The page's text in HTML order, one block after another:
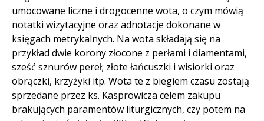
umocowane liczne i drogocenne wota, o czym mówią
notatki wizytacyjne oraz adnotacje dokonane w
księgach metrykalnych. Na wota składają się na
przykład dwie korony złocone z perłami i diamentami,
sześć sznurów pereł; złote łańcuszki i wisiorki oraz
obrączki, krzyżyki itp. Wota te z biegiem czasu zostają
sprzedane przez ks. Kasprowicza celem zakupu
brakujących paramentów liturgicznych, czy potem na